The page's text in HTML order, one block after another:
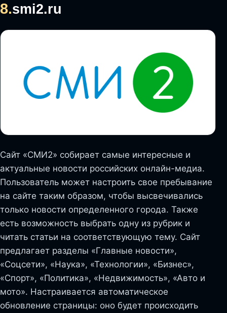
8.smi2.ru
Сайт «СМИ2» собирает самые интересные и
актуальные новости российских онлайн-медиа.
Пользователь может настроить свое пребывание
на сайте таким образом, чтобы высвечивались
только новости определенного города. Также
есть возможность выбрать одну из рубрик и
читать статьи на соответствующую тему. Сайт
предлагает разделы «Главные новости»,
«Соцсети», «Наука», «Технологии», «Бизнес»,
«Спорт», «Политика», «Недвижимость», «Авто и
мото». Настраивается автоматическое
обновление страницы: оно будет происходить